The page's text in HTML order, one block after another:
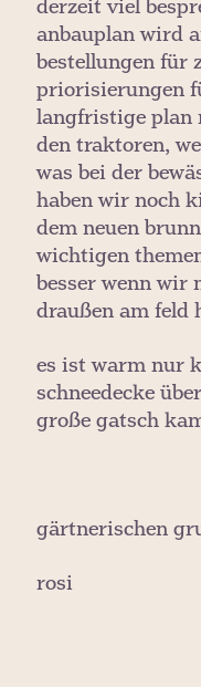
derzeit viel
anbauplan wird
bestellungen für
priorisierungen
langfristige plan
den traktoren,
was bei der
haben wir noch
dem neuen
wichtigen
besser wenn wir
draußen am feld
es ist warm nur
schneedecke
große gatsch
gärtnerischen
rosi